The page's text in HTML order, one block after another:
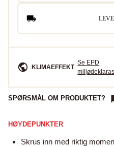
KLIMAEFFEKT
Se EPD
SPØRSMÅL OM PRODUKTET?
HØYDEPUNKTER
Skrus inn med riktig